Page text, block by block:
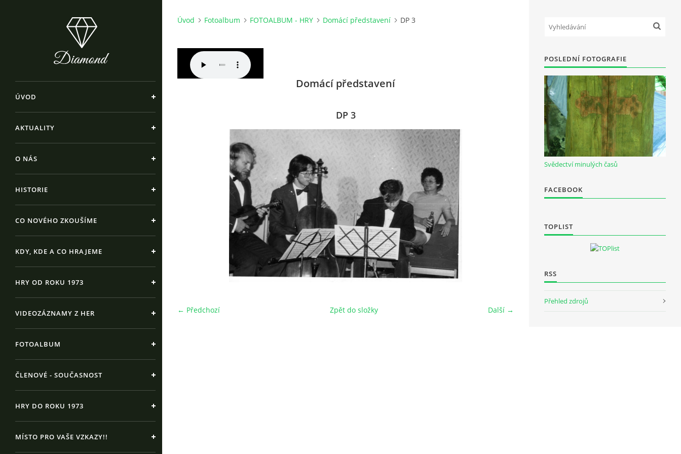
ÚVOD
AKTUALITY
O NÁS
HISTORIE
CO NOVÉHO ZKOUŠÍME
KDY, KDE A CO HRAJEME
HRY OD ROKU 1973
VIDEOZÁZNAMY Z HER
FOTOALBUM
ČLENOVÉ - SOUČASNOST
HRY DO ROKU 1973
MÍSTO PRO VAŠE VZKAZY!!
Úvod Fotoalbum FOTOALBUM - HRY Domácí představení DP 3
Domácí představení
DP 3
← Předchozí Další →
Zpět do složky
POSLEDNÍ FOTOGRAFIE
Svědectví minulých časů
FACEBOOK
TOPLIST
RSS
Přehled zdrojů